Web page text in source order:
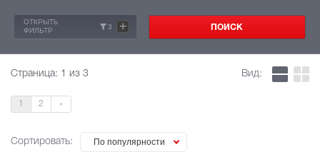
ОТКРЫТЬ
ФИЛЬТР
3 +
Страница: 1 из 3
1 2 »
Сортировать: По популярности
Вид: